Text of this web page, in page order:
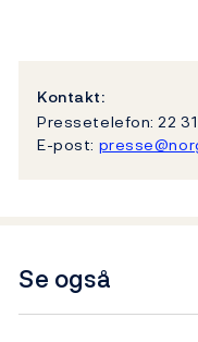
Kontakt:
Pressetelefon: 22
E-post:
Se også